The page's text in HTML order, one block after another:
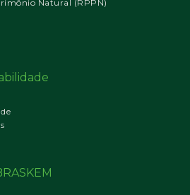
Natural (RPPN)